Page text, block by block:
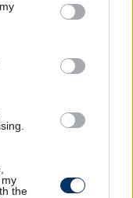
You may click to
party tags to
in below Google
the